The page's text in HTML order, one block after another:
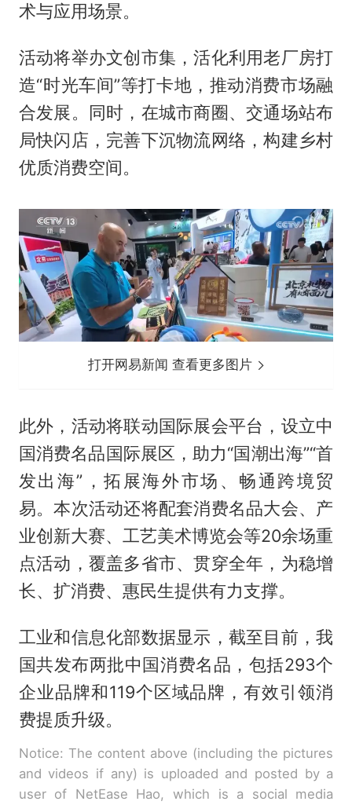
术与应用场景。
活动将举办文创市集，活化利用老厂房打
造“时光车间”等打卡地，推动消费市场融
合发展。同时，在城市商圈、交通场站布
局快闪店，完善下沉物流网络，构建乡村
优质消费空间。
打开网易新闻 查看更多图片
此外，活动将联动国际展会平台，设立中
国消费名品国际展区，助力“国潮出海”“首
发出海”，拓展海外市场、畅通跨境贸
易。本次活动还将配套消费名品大会、产
业创新大赛、工艺美术博览会等20余场重
点活动，覆盖多省市、贯穿全年，为稳增
长、扩消费、惠民生提供有力支撑。
工业和信息化部数据显示，截至目前，我
国共发布两批中国消费名品，包括293个
企业品牌和119个区域品牌，有效引领消
费提质升级。
Notice: The content above (including the pictures
and videos if any) is uploaded and posted by a
user of NetEase Hao, which is a social media